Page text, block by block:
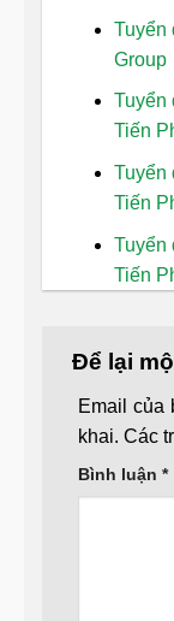
Tuyển
Group
Tuyển
Tiến
Tuyển
Tiến
Tuyển
Tiến
Để lại
Email của
khai. Các
Bình luận *